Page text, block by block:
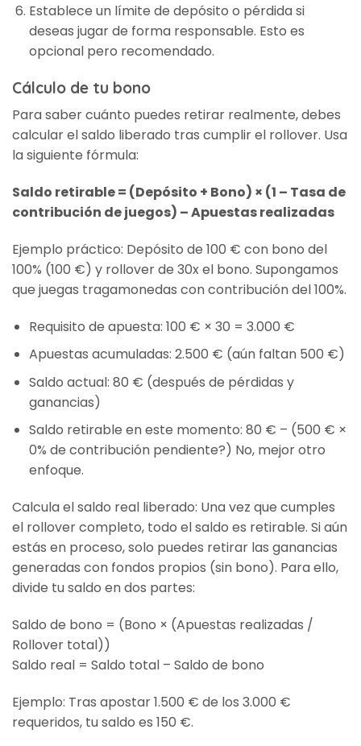
Establece un límite de depósito o pérdida si
deseas jugar de forma responsable. Esto es
opcional pero recomendado.
Cálculo de tu bono
Para saber cuánto puedes retirar realmente, debes
calcular el saldo liberado tras cumplir el rollover. Usa
la siguiente fórmula:
Saldo retirable = (Depósito + Bono) × (1 – Tasa de
contribución de juegos) – Apuestas realizadas
Ejemplo práctico: Depósito de 100 € con bono del
100% (100 €) y rollover de 30x el bono. Supongamos
que juegas tragamonedas con contribución del 100%.
Requisito de apuesta: 100 € × 30 = 3.000 €
Apuestas acumuladas: 2.500 € (aún faltan 500 €)
Saldo actual: 80 € (después de pérdidas y
ganancias)
Saldo retirable en este momento: 80 € – (500 € ×
0% de contribución pendiente?) No, mejor otro
enfoque.
Calcula el saldo real liberado: Una vez que cumples
el rollover completo, todo el saldo es retirable. Si aún
estás en proceso, solo puedes retirar las ganancias
generadas con fondos propios (sin bono). Para ello,
divide tu saldo en dos partes:
Saldo de bono = (Bono × (Apuestas realizadas /
Rollover total))
Saldo real = Saldo total – Saldo de bono
Ejemplo: Tras apostar 1.500 € de los 3.000 €
requeridos, tu saldo es 150 €.